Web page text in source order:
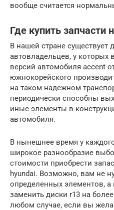
вообще считается
Где купить запчасти
В нашей стране существует
автовладельцев, у которых
версий автомобиля accent
южнокорейского
на таком надежном
периодически способны
иные элементы в
автомобиля.
В нынешнее время у
широкое разнообразие
стоимости приобрести
hyundai. Возможно, вам не
определенных элементов, а
заменить диски r13 на
любом случае, если вы